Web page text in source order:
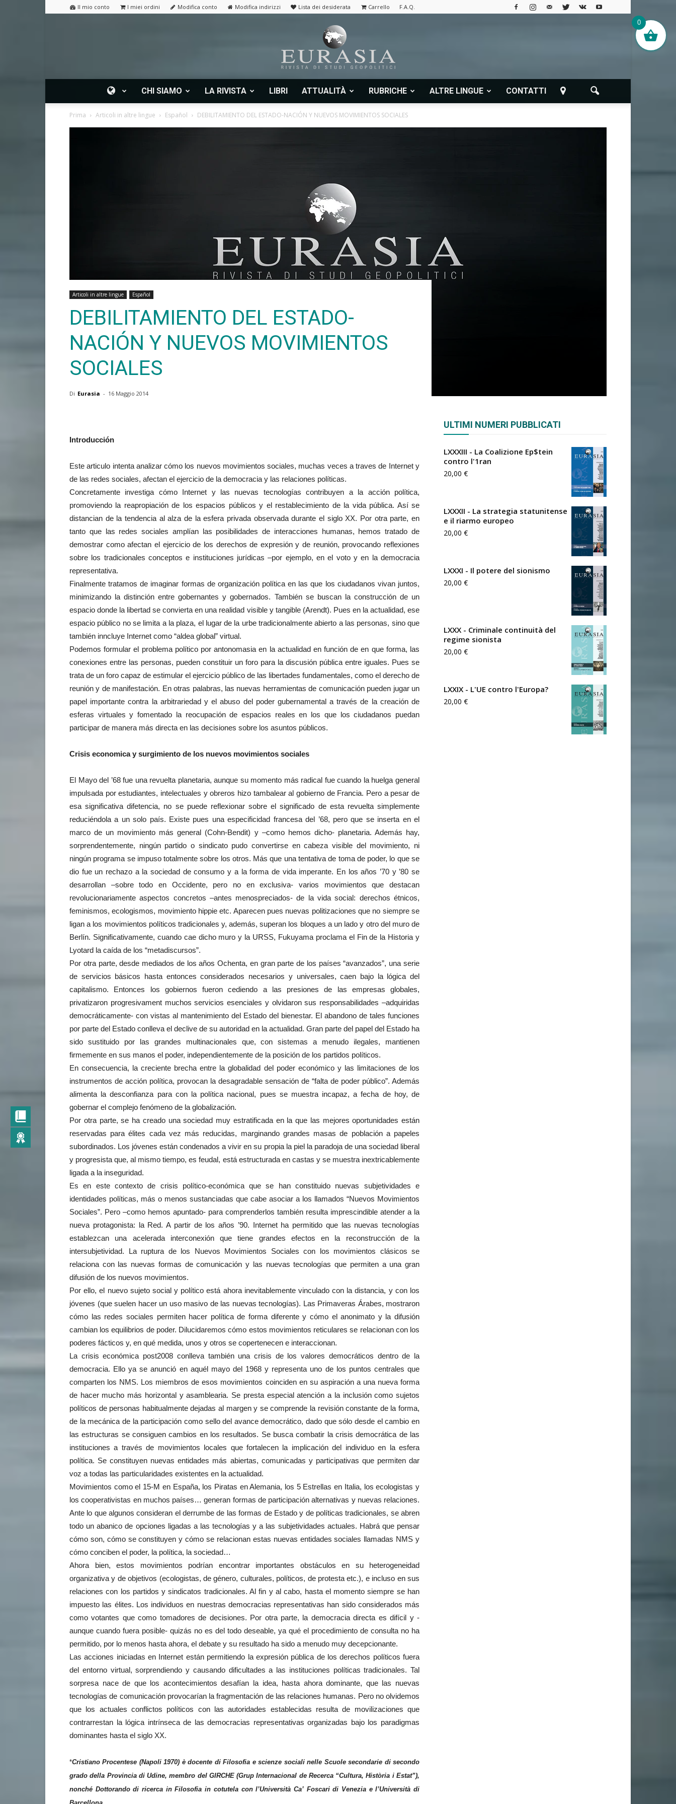
Il mio conto I miei ordini Modifica conto Modifica indirizzi Lista dei desiderata Carrello F.A.Q.
Rivista
CHI SIAMO LA RIVISTA LIBRI ATTUALITÀ RUBRICHE ALTRE LINGUE CONTATTI
Prima Articoli in altre lingue Español DEBILITAMIENTO DEL ESTADO-NACIÓN Y NUEVOS MOVIMIENTOS SOCIALES
Articoli in altre lingue Español
DEBILITAMIENTO DEL ESTADO-
NACIÓN Y NUEVOS MOVIMIENTOS
SOCIALES
Di Eurasia - 16 Maggio 2014
Introducción
Este articulo intenta analizar cómo los nuevos movimientos sociales, muchas veces a traves de Internet y
de las redes sociales, afectan el ejercicio de la democracia y las relaciones políticas.
Concretamente investiga cómo Internet y las nuevas tecnologías contribuyen a la acción política,
promoviendo la reapropiación de los espacios públicos y el restablecimiento de la vida pública. Así se
distancian de la tendencia al alza de la esfera privada observada durante el siglo XX. Por otra parte, en
tanto que las redes sociales amplían las posibilidades de interacciones humanas, hemos tratado de
demostrar como afectan el ejercicio de los derechos de expresión y de reunión, provocando reflexiones
sobre los tradicionales conceptos e instituciones jurídicas –por ejemplo, en el voto y en la democracia
representativa.
Finalmente tratamos de imaginar formas de organización política en las que los ciudadanos vivan juntos,
minimizando la distinción entre gobernantes y gobernados. También se buscan la construcción de un
espacio donde la libertad se convierta en una realidad visible y tangible (Arendt). Pues en la actualidad, ese
espacio público no se limita a la plaza, el lugar de la urbe tradicionalmente abierto a las personas, sino que
también inncluye Internet como “aldea global” virtual.
Podemos formular el problema político por antonomasia en la actualidad en función de en que forma, las
conexiones entre las personas, pueden constituir un foro para la discusión pública entre iguales. Pues se
trata de un foro capaz de estimular el ejercicio público de las libertades fundamentales, como el derecho de
reunión y de manifestación. En otras palabras, las nuevas herramientas de comunicación pueden jugar un
papel importante contra la arbitrariedad y el abuso del poder gubernamental a través de la creación de
esferas virtuales y fomentado la reocupación de espacios reales en los que los ciudadanos puedan
participar de manera más directa en las decisiones sobre los asuntos públicos.
Crisis economica y surgimiento de los nuevos movimientos sociales
El Mayo del ’68 fue una revuelta planetaria, aunque su momento más radical fue cuando la huelga general
impulsada por estudiantes, intelectuales y obreros hizo tambalear al gobierno de Francia. Pero a pesar de
esa significativa difetencia, no se puede reflexionar sobre el significado de esta revuelta simplemente
reduciéndola a un solo país. Existe pues una especificidad francesa del ’68, pero que se inserta en el
marco de un movimiento más general (Cohn-Bendit) y –como hemos dicho- planetaria. Además hay,
sorprendentemente, ningún partido o sindicato pudo convertirse en cabeza visible del movimiento, ni
ningún programa se impuso totalmente sobre los otros. Más que una tentativa de toma de poder, lo que se
dio fue un rechazo a la sociedad de consumo y a la forma de vida imperante. En los años ’70 y ’80 se
desarrollan –sobre todo en Occidente, pero no en exclusiva- varios movimientos que destacan
revolucionariamente aspectos concretos –antes menospreciados- de la vida social: derechos étnicos,
feminismos, ecologismos, movimiento hippie etc. Aparecen pues nuevas politizaciones que no siempre se
ligan a los movimientos políticos tradicionales y, además, superan los bloques a un lado y otro del muro de
Berlín. Significativamente, cuando cae dicho muro y la URSS, Fukuyama proclama el Fin de la Historia y
Lyotard la caída de los “metadiscursos”.
Por otra parte, desde mediados de los años Ochenta, en gran parte de los países “avanzados”, una serie
de servicios básicos hasta entonces considerados necesarios y universales, caen bajo la lógica del
capitalismo. Entonces los gobiernos fueron cediendo a las presiones de las empresas globales,
privatizaron progresivament muchos servicios esenciales y olvidaron sus responsabilidades –adquiridas
democráticamente- con vistas al mantenimiento del Estado del bienestar. El abandono de tales funciones
por parte del Estado conlleva el declive de su autoridad en la actualidad. Gran parte del papel del Estado ha
sido sustituido por las grandes multinacionales que, con sistemas a menudo ilegales, mantienen
firmemente en sus manos el poder, independientemente de la posición de los partidos políticos.
En consecuencia, la creciente brecha entre la globalidad del poder económico y las limitaciones de los
instrumentos de acción política, provocan la desagradable sensación de “falta de poder público”. Además
alimenta la desconfianza para con la política nacional, pues se muestra incapaz, a fecha de hoy, de
gobernar el complejo fenómeno de la globalización.
Por otra parte, se ha creado una sociedad muy estratificada en la que las mejores oportunidades están
reservadas para élites cada vez más reducidas, marginando grandes masas de población a papeles
subordinados. Los jóvenes están condenados a vivir en su propia la piel la paradoja de una sociedad liberal
y progresista que, al mismo tiempo, es feudal, está estructurada en castas y se muestra inextricablemente
ligada a la inseguridad.
Es en este contexto de crisis político-económica que se han constituido nuevas subjetividades e
identidades políticas, más o menos sustanciadas que cabe asociar a los llamados “Nuevos Movimientos
Sociales”. Pero –como hemos apuntado- para comprenderlos también resulta imprescindible atender a la
nueva protagonista: la Red. A partir de los años ’90. Internet ha permitido que las nuevas tecnologías
establezcan una acelerada interconexión que tiene grandes efectos en la reconstrucción de la
intersubjetividad. La ruptura de los Nuevos Movimientos Sociales con los movimientos clásicos se
relaciona con las nuevas formas de comunicación y las nuevas tecnologías que permiten a una gran
difusión de los nuevos movimientos.
Por ello, el nuevo sujeto social y político está ahora inevitablemente vinculado con la distancia, y con los
jóvenes (que suelen hacer un uso masivo de las nuevas tecnologías). Las Primaveras Árabes, mostraron
cómo las redes sociales permiten hacer política de forma diferente y cómo el anonimato y la difusión
cambian los equilibrios de poder. Dilucidaremos cómo estos movimientos reticulares se relacionan con los
poderes fácticos y, en qué medida, unos y otros se copertenecen e interaccionan.
La crisis económica post2008 conlleva también una crisis de los valores democráticos dentro de la
democracia. Ello ya se anunció en aquél mayo del 1968 y representa uno de los puntos centrales que
comparten los NMS. Los miembros de esos movimientos coinciden en su aspiración a una nueva forma
de hacer mucho más horizontal y asamblearia. Se presta especial atención a la inclusión como sujetos
políticos de personas habitualmente dejadas al margen y se comprende la revisión constante de la forma,
de la mecánica de la participación como sello del avance democrático, dado que sólo desde el cambio en
las estructuras se consiguen cambios en los resultados. Se busca combatir la crisis democrática de las
instituciones a través de movimientos locales que fortalecen la implicación del individuo en la esfera
política. Se constituyen nuevas entidades más abiertas, comunicadas y participativas que permiten dar
voz a todas las particularidades existentes en la actualidad.
Movimientos como el 15-M en España, los Piratas en Alemania, los 5 Estrellas en Italia, los ecologistas y
los cooperativistas en muchos países… generan formas de participación alternativas y nuevas relaciones.
Ante lo que algunos consideran el derrumbe de las formas de Estado y de políticas tradicionales, se abren
todo un abanico de opciones ligadas a las tecnologías y a las subjetividades actuales. Habrá que pensar
cómo son, cómo se constituyen y cómo se relacionan estas nuevas entidades sociales llamadas NMS y
cómo conciben el poder, la política, la sociedad…
Ahora bien, estos movimientos podrían encontrar importantes obstáculos en su heterogeneidad
organizativa y de objetivos (ecologistas, de género, culturales, políticos, de protesta etc.), e incluso en sus
relaciones con los partidos y sindicatos tradicionales. Al fin y al cabo, hasta el momento siempre se han
impuesto las élites. Los individuos en nuestras democracias representativas han sido considerados más
como votantes que como tomadores de decisiones. Por otra parte, la democracia directa es difícil y -
aunque cuando fuera posible- quizás no es del todo deseable, ya qué el procedimiento de consulta no ha
permitido, por lo menos hasta ahora, el debate y su resultado ha sido a menudo muy decepcionante.
Las acciones iniciadas en Internet están permitiendo la expresión pública de los derechos políticos fuera
del entorno virtual, sorprendiendo y causando dificultades a las instituciones políticas tradicionales. Tal
sorpresa nace de que los acontecimientos desafían la idea, hasta ahora dominante, que las nuevas
tecnologías de comunicación provocarían la fragmentación de las relaciones humanas. Pero no olvidemos
que los actuales conflictos políticos con las autoridades establecidas resulta de movilizaciones que
contrarrestan la lógica intrínseca de las democracias representativas organizadas bajo los paradigmas
dominantes hasta el siglo XX.
*Cristiano Procentese (Napoli 1970) è docente di Filosofia e scienze sociali nelle Scuole secondarie di secondo
grado della Provincia di Udine, membro del GIRCHE (Grup Internacional de Recerca “Cultura, Història i Estat”),
nonché Dottorando di ricerca in Filosofia in cotutela con l’Università Ca’ Foscari di Venezia e l’Università di
ULTIMI NUMERI PUBBLICATI
LXXXIII - La Coalizione Ep$tein
contro l'1ran
20,00 €
LXXXII - La strategia statunitense
e il riarmo europeo
20,00 €
LXXXI - Il potere del sionismo
20,00 €
LXXX - Criminale continuità del
regime sionista
20,00 €
LXXIX - L'UE contro l'Europa?
20,00 €
0